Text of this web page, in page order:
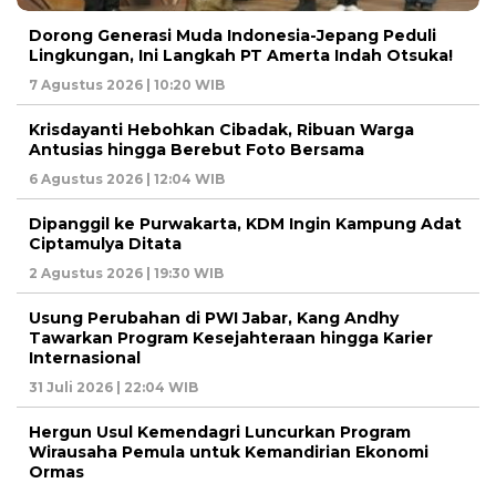
Dorong Generasi Muda Indonesia-Jepang Peduli
Lingkungan, Ini Langkah PT Amerta Indah Otsuka!
7 Agustus 2026 | 10:20 WIB
Krisdayanti Hebohkan Cibadak, Ribuan Warga
Antusias hingga Berebut Foto Bersama
6 Agustus 2026 | 12:04 WIB
Dipanggil ke Purwakarta, KDM Ingin Kampung Adat
Ciptamulya Ditata
2 Agustus 2026 | 19:30 WIB
Usung Perubahan di PWI Jabar, Kang Andhy
Tawarkan Program Kesejahteraan hingga Karier
Internasional
31 Juli 2026 | 22:04 WIB
Hergun Usul Kemendagri Luncurkan Program
Wirausaha Pemula untuk Kemandirian Ekonomi
Ormas